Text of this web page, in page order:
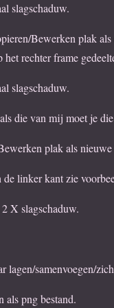
slagschaduw.
Bewerken plak als
rechter frame
slagschaduw.
die van mij moet je
plak als nieuwe
de linker kant zie
X slagschaduw.
samenvoegen/
als png bestand.